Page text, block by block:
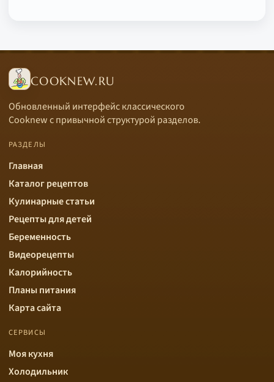
COOKNEW.RU
Обновленный интерфейс классического
Cooknew с привычной структурой разделов.
РАЗДЕЛЫ
Главная
Каталог рецептов
Кулинарные статьи
Рецепты для детей
Беременность
Видеорецепты
Калорийность
Планы питания
Карта сайта
СЕРВИСЫ
Моя кухня
Холодильник